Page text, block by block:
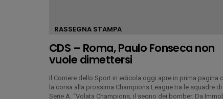
RASSEGNA STAMPA
CDS – Roma, Paulo Fonseca non
vuole dimettersi
Il Corriere dello Sport in edicola oggi apre in prima pagina
la corsa alla prossima Champions League tra le squadre di
Serie A. “Volata Champions, il segno dei bomber. Da